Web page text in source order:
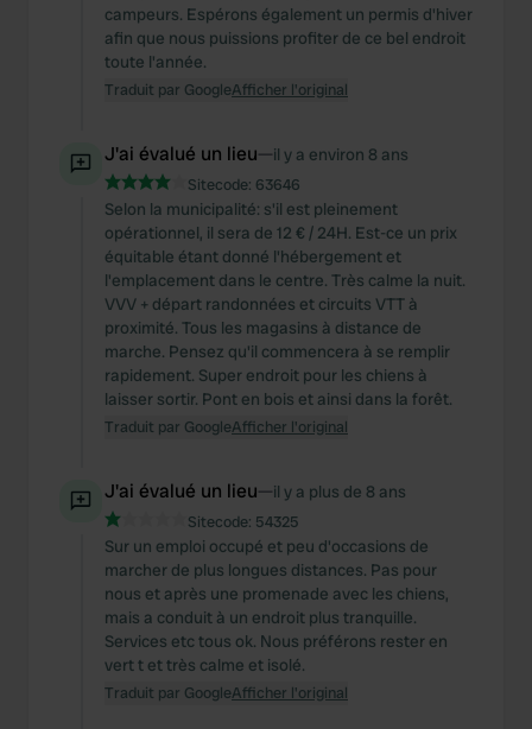
campeurs. Espérons également un permis d'hiver
afin que nous puissions profiter de ce bel endroit
toute l'année.
Traduit par GoogleAfficher l'original
J'ai évalué un lieu—il y a environ 8 ans
Sitecode: 63646
Selon la municipalité: s'il est pleinement
opérationnel, il sera de 12 € / 24H. Est-ce un prix
équitable étant donné l'hébergement et
l'emplacement dans le centre. Très calme la nuit.
VVV + départ randonnées et circuits VTT à
proximité. Tous les magasins à distance de
marche. Pensez qu'il commencera à se remplir
rapidement. Super endroit pour les chiens à
laisser sortir. Pont en bois et ainsi dans la forêt.
Traduit par GoogleAfficher l'original
J'ai évalué un lieu—il y a plus de 8 ans
Sitecode: 54325
Sur un emploi occupé et peu d'occasions de
marcher de plus longues distances. Pas pour
nous et après une promenade avec les chiens,
mais a conduit à un endroit plus tranquille.
Services etc tous ok. Nous préférons rester en
vert t et très calme et isolé.
Traduit par GoogleAfficher l'original